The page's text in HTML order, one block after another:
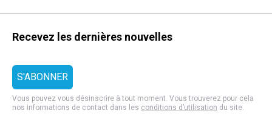
Recevez les dernières nouvelles
Vous pouvez vous désinscrire à tout moment. Vous trouverez pour cela
nos informations de contact dans les conditions d’utilisation du site.